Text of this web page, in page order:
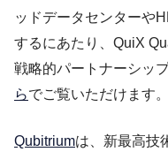
ッドデータセンターや
するにあたり、QuiX
戦略的パートナーシッ
らでご覧いただけます。
Qubitriumは、新最高技